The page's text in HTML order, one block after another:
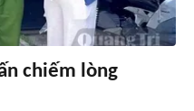
chiếm lòng